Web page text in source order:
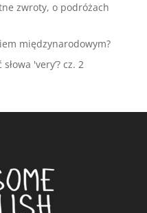
zwroty, o podróżach
międzynarodowym?
'very’? cz. 2